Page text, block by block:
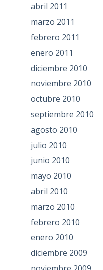
abril 2011
marzo 2011
febrero 2011
enero 2011
diciembre 2010
noviembre 2010
octubre 2010
septiembre 2010
agosto 2010
julio 2010
junio 2010
mayo 2010
abril 2010
marzo 2010
febrero 2010
enero 2010
diciembre 2009